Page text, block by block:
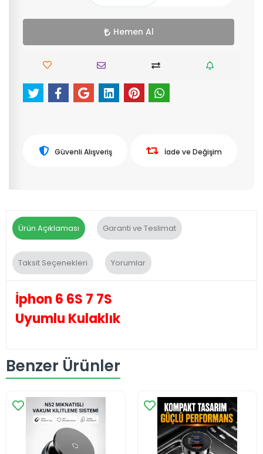
Hemen Al
Güvenli Alışveriş İade ve Değişim
Ürün Açıklaması Garanti ve Teslimat
Taksit Seçenekleri Yorumlar
İphon 6 6S 7 7S
Uyumlu Kulaklık
Benzer Ürünler